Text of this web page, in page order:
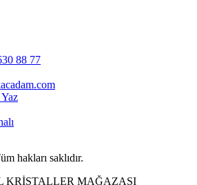
88 77
hakları saklıdır.
KRİSTALLER MAĞAZASI